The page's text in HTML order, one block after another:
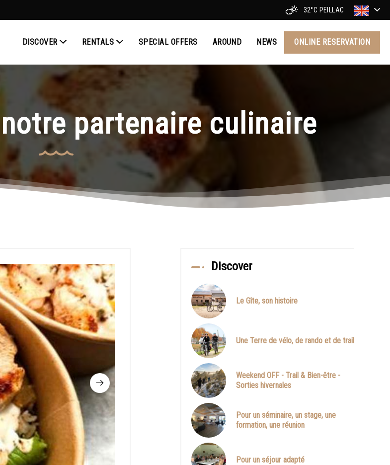
32°C PEILLAC
DISCOVER RENTALS SPECIAL OFFERS AROUND NEWS ONLINE RESERVATION
partenaire culinaire
Discover
Le Gîte, son histoire
Une Terre de vélo, de rando et de trail
Weekend OFF - Trail & Bien-être -
Sorties hivernales
Pour un séminaire, un stage, une
formation, une réunion
Pour un séjour adapté